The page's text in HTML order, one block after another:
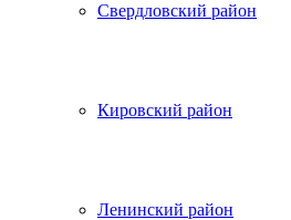
Свердловский район
Кировский район
Ленинский район